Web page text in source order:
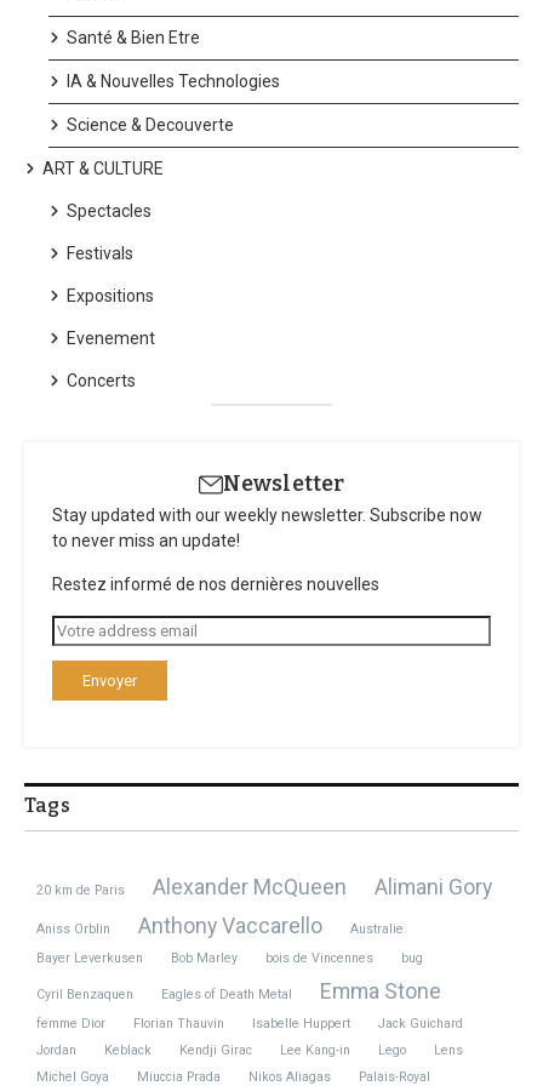
Photos : France Music Week/Kbsp/DR
Santé & Bien Etre
IA & Nouvelles Technologies
Science & Decouverte
ART & CULTURE
Spectacles
Festivals
Expositions
Evenement
Concerts
Newsletter
Stay updated with our weekly newsletter. Subscribe now
to never miss an update!
Restez informé de nos dernières nouvelles
Tags
20 km de Paris Alexander McQueen Alimani Gory
Aniss Orblin Anthony Vaccarello
Australie
Bayer Leverkusen
Bob Marley bois de Vincennes bug
Cyril Benzaquen Eagles of Death Metal Emma Stone
femme Dior Florian Thauvin Isabelle Huppert
Jack Guichard
Jordan
Keblack Kendji Girac Lee Kang-in Lego
Lens
Michel Goya
Miuccia Prada Nikos Aliagas
Palais-Royal